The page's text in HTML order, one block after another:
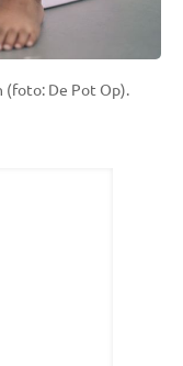
De Pot Op).